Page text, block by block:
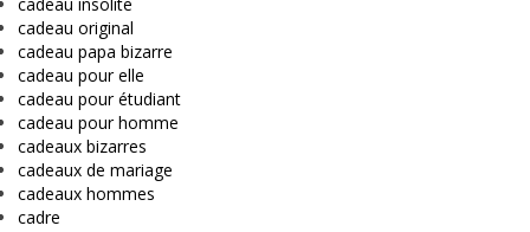
cadeau original
cadeau papa bizarre
cadeau pour elle
cadeau pour étudiant
cadeau pour homme
cadeaux bizarres
cadeaux de mariage
cadeaux hommes
cadre